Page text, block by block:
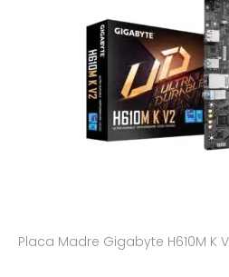
Placa Madre Gigabyte H610M K